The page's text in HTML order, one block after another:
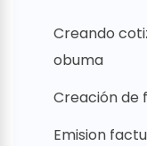
Creando
obuma
Creación de
Emision